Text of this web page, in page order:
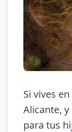
Si vives en
Alicante,
para tus